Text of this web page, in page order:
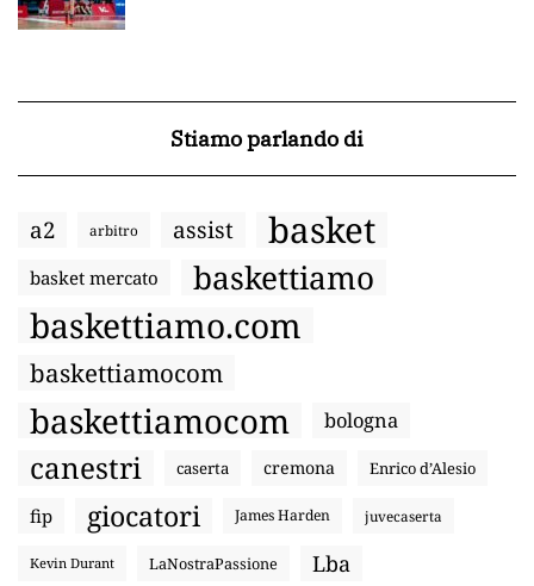
Stiamo parlando di
a2 arbitro assist basket
basket mercato baskettiamo
baskettiamo.com
baskettiamocom
baskettiamocom bologna
canestri caserta cremona Enrico d’Alesio
fip giocatori James Harden juvecaserta
Kevin Durant LaNostraPassione Lba